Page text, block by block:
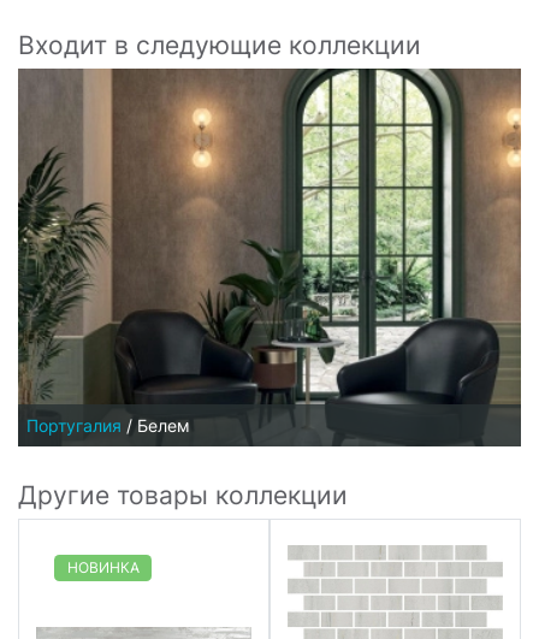
Входит в следующие коллекции
Португалия / Белем
Другие товары коллекции
НОВИНКА